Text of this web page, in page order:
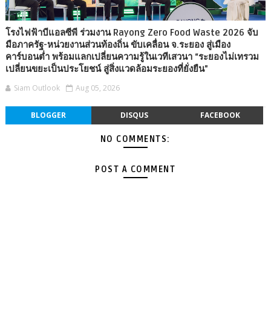
โรงไฟฟ้าบีแอลซีพี ร่วมงาน Rayong Zero Food Waste 2026 จับ
มือภาครัฐ-หน่วยงานส่วนท้องถิ่น ขับเคลื่อน จ.ระยอง สู่เมือง
คาร์บอนต่ำ พร้อมแลกเปลี่ยนความรู้ในเวทีเสวนา “ระยองไม่เทรวม
เปลี่ยนขยะเป็นประโยชน์ สู่สิ่งแวดล้อมระยองที่ยั่งยืน”
Siam Outlook Aug 05, 2026
BLOGGER DISQUS FACEBOOK
NO COMMENTS:
POST A COMMENT